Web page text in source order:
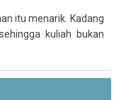
itu menarik. Kadang
kuliah bukan